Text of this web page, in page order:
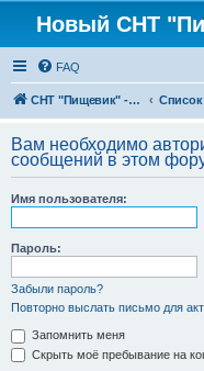
Новый СНТ
FAQ
СНТ "Пищевик" - возвращение на Главную страницу
Вам необходимо
сообщений в этом
Имя пользователя:
Пароль:
Забыли пароль?
Повторно выслать письмо для
Запомнить меня
Скрыть моё пребывание на